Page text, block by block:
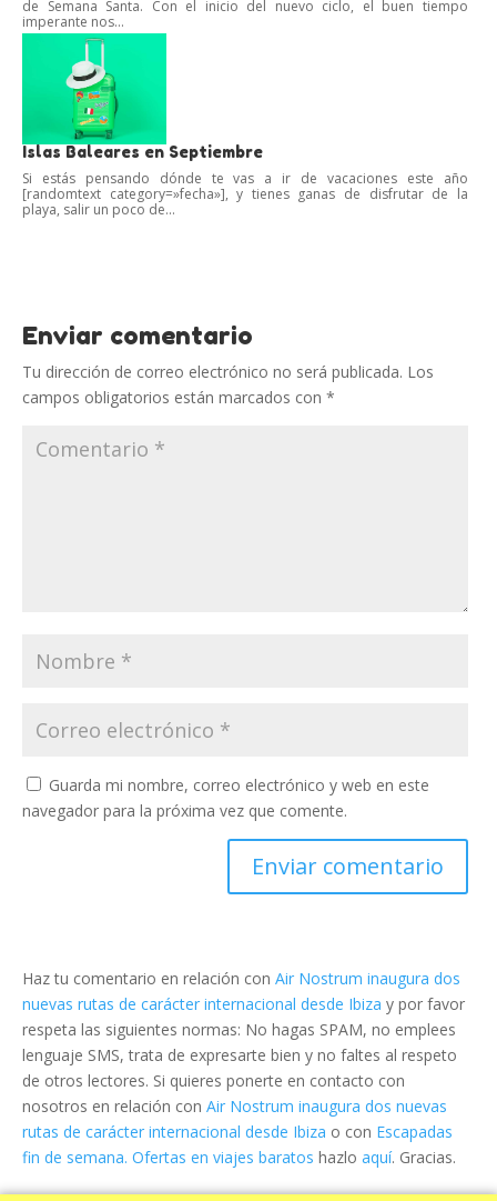
de Semana Santa. Con el inicio del nuevo ciclo, el buen tiempo
imperante nos...
Islas Baleares en Septiembre
Si estás pensando dónde te vas a ir de vacaciones este año
[randomtext category=»fecha»], y tienes ganas de disfrutar de la
playa, salir un poco de...
Enviar comentario
Tu dirección de correo electrónico no será publicada. Los
campos obligatorios están marcados con *
Guarda mi nombre, correo electrónico y web en este
navegador para la próxima vez que comente.
Haz tu comentario en relación con Air Nostrum inaugura dos
nuevas rutas de carácter internacional desde Ibiza y por favor
respeta las siguientes normas: No hagas SPAM, no emplees
lenguaje SMS, trata de expresarte bien y no faltes al respeto
de otros lectores. Si quieres ponerte en contacto con
nosotros en relación con Air Nostrum inaugura dos nuevas
rutas de carácter internacional desde Ibiza o con Escapadas
fin de semana. Ofertas en viajes baratos hazlo aquí. Gracias.